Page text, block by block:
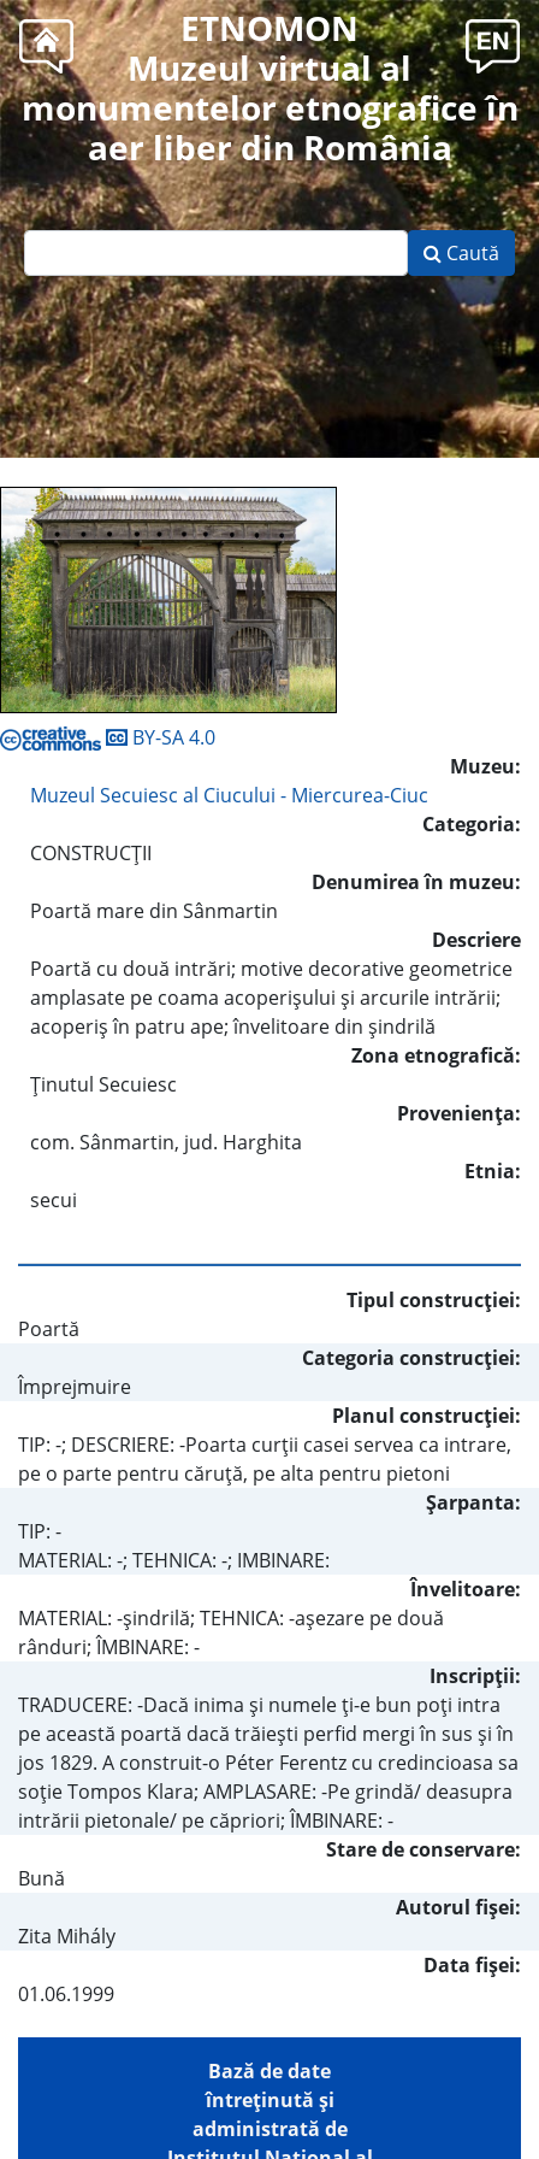
ETNOMON
Muzeul virtual al
monumentelor etnografice în
aer liber din România
Caută
BY-SA 4.0
Muzeu:
Muzeul Secuiesc al Ciucului - Miercurea-Ciuc
Categoria:
CONSTRUCŢII
Denumirea în muzeu:
Poartă mare din Sânmartin
Descriere
Poartă cu două intrări; motive decorative geometrice
amplasate pe coama acoperişului şi arcurile intrării;
acoperiş în patru ape; învelitoare din şindrilă
Zona etnografică:
Ţinutul Secuiesc
Provenienţa:
com. Sânmartin, jud. Harghita
Etnia:
secui
Tipul construcţiei:
Poartă
Categoria construcţiei:
Împrejmuire
Planul construcţiei:
TIP: -; DESCRIERE: -Poarta curţii casei servea ca intrare,
pe o parte pentru căruţă, pe alta pentru pietoni
Şarpanta:
TIP: -
MATERIAL: -; TEHNICA: -; IMBINARE:
Învelitoare:
MATERIAL: -şindrilă; TEHNICA: -aşezare pe două
rânduri; ÎMBINARE: -
Inscripţii:
TRADUCERE: -Dacă inima şi numele ţi-e bun poţi intra
pe această poartă dacă trăieşti perfid mergi în sus şi în
jos 1829. A construit-o Péter Ferentz cu credincioasa sa
soţie Tompos Klara; AMPLASARE: -Pe grindă/ deasupra
intrării pietonale/ pe căpriori; ÎMBINARE: -
Stare de conservare:
Bună
Autorul fişei:
Zita Mihály
Data fișei:
01.06.1999
Bază de date
întreţinută şi
administrată de